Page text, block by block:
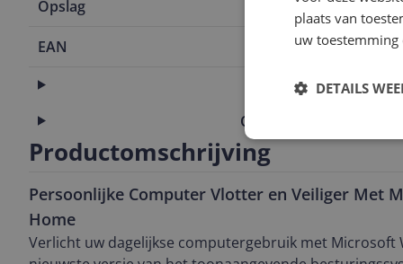
Opslag 64 GB
EAN
Algemeen
Overige kenmerken
Productomschrijving
Persoonlijke Computer Vlotter en Veiliger Met
Home
Verlicht uw dagelijkse computergebruik met Microsoft
plaats van
uw
DETAILS